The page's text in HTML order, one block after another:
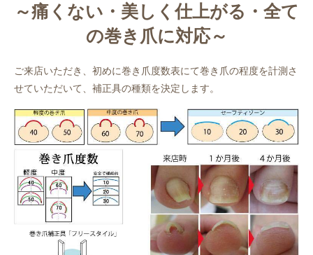
～痛くない・美しく仕上がる・全て
の巻き爪に対応～
ご来店いただき、初めに巻き爪度数表にて巻き爪の程度を計測さ
せていただいて、補正具の種類を決定します。